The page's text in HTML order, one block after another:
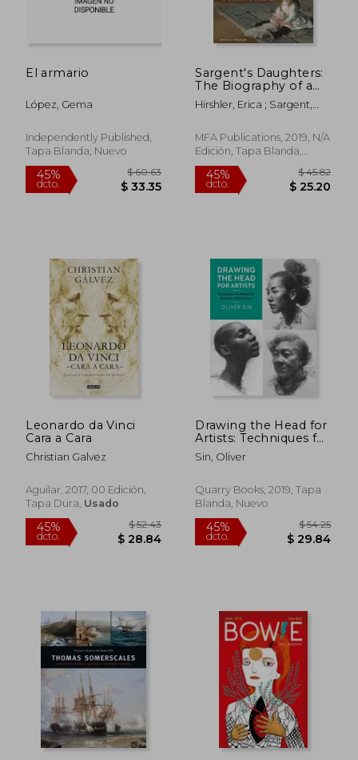
El armario
López, Gema
Independently Published,
Tapa Blanda, Nuevo
Sargent's Daughters:
The Biography of a
Painting (en Inglés)
Hirshler, Erica ; Sargent,
MFA Publications, 2019, N/A
Edición, Tapa Blanda,
Nuevo
Leonardo da Vinci
Cara a Cara
Christian Galvez
Aguilar, 2017, 00 Edición,
Tapa Dura, Usado
Drawing the Head for
Artists: Techniques for
Mastering Expressive
Portraiture (2) (en
Sin, Oliver
Quarry Books, 2019, Tapa
Blanda, Nuevo